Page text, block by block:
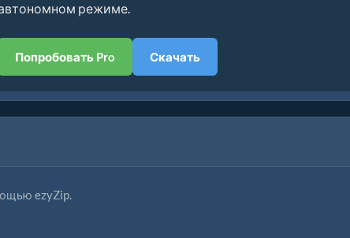
режиме.
Попробовать Pro Скачать
ezyZip.